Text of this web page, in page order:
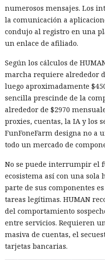
numerosos mensajes. Los
la comunicación a
condujo al registro en una
un enlace de afiliado.
Según los cálculos de
marcha requiere alrededor
luego aproximadamente
sencilla prescinde de la
alrededor de $2970
proxies, cuentas, la IA y los
FunFoneFarm designa no a
todo un mercado de
No se puede interrumpir el
ecosistema así con una
parte de sus componentes
tareas legítimas. HUMAN
del comportamiento
entre servicios. Requieren
masiva de cuentas, el
tarjetas bancarias.